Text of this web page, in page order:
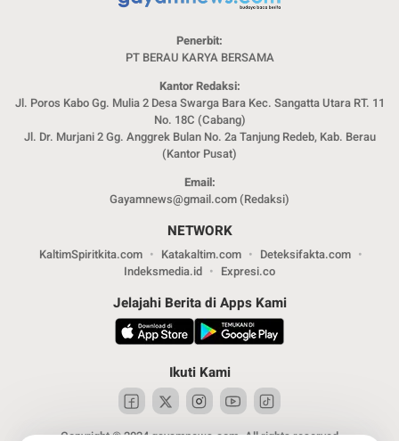
Penerbit:
PT BERAU KARYA BERSAMA
Kantor Redaksi:
Jl. Poros Kabo Gg. Mulia 2 Desa Swarga Bara Kec. Sangatta Utara RT. 11
No. 18C (Cabang)
Jl. Dr. Murjani 2 Gg. Anggrek Bulan No. 2a Tanjung Redeb, Kab. Berau
(Kantor Pusat)
Email:
Gayamnews@gmail.com (Redaksi)
NETWORK
KaltimSpiritkita.com Katakaltim.com
Deteksifakta.com
Indeksmedia.id
Expresi.co
Jelajahi Berita di Apps Kami
Ikuti Kami
Copyright © 2024 gayamnews.com. All rights reserved